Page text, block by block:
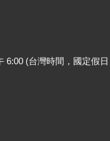
6:00 (台灣時間，國定假日